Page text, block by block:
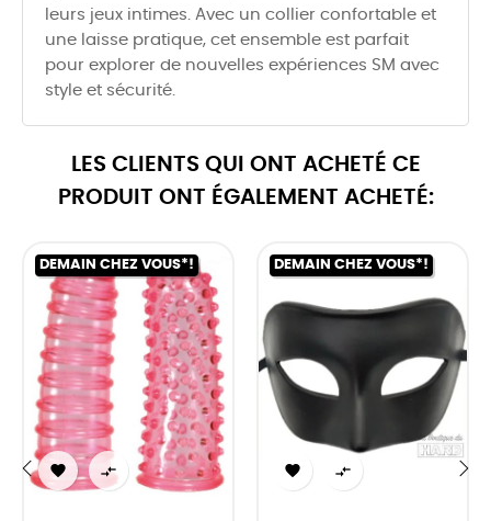
leurs jeux intimes. Avec un collier confortable et
une laisse pratique, cet ensemble est parfait
pour explorer de nouvelles expériences SM avec
style et sécurité.
LES CLIENTS QUI ONT ACHETÉ CE
PRODUIT ONT ÉGALEMENT ACHETÉ:
DEMAIN CHEZ VOUS*!
 
DEMAIN CHEZ VOUS*!
 